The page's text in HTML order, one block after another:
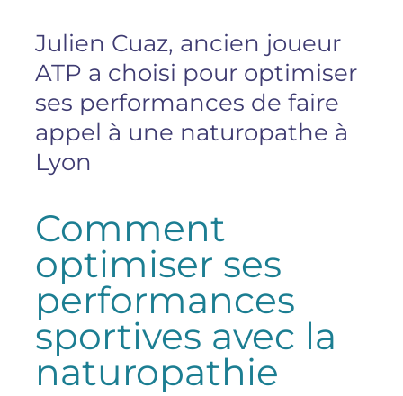
Julien Cuaz, ancien joueur
ATP a choisi pour optimiser
ses performances de faire
appel à une naturopathe à
Lyon
Comment
optimiser ses
performances
sportives avec la
naturopathie